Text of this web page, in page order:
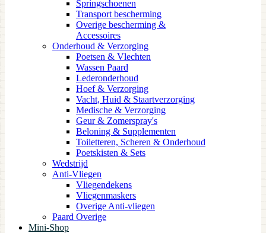
Springschoenen
Transport bescherming
Overige bescherming &
Accessoires
Onderhoud & Verzorging
Poetsen & Vlechten
Wassen Paard
Lederonderhoud
Hoef & Verzorging
Vacht, Huid & Staartverzorging
Medische & Verzorging
Geur & Zomerspray's
Beloning & Supplementen
Toiletteren, Scheren & Onderhoud
Poetskisten & Sets
Wedstrijd
Anti-Vliegen
Vliegendekens
Vliegenmaskers
Overige Anti-vliegen
Paard Overige
Mini-Shop